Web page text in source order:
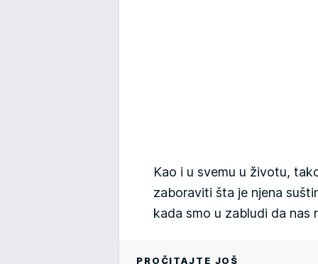
Kao i u svemu u životu,
zaboraviti šta je njena
kada smo u zabludi da nas
PROČITAJTE JOŠ